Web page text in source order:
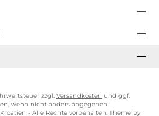
zzgl. Versandkosten und ggf.
wenn nicht anders angegeben.
- Alle Rechte vorbehalten. Theme by